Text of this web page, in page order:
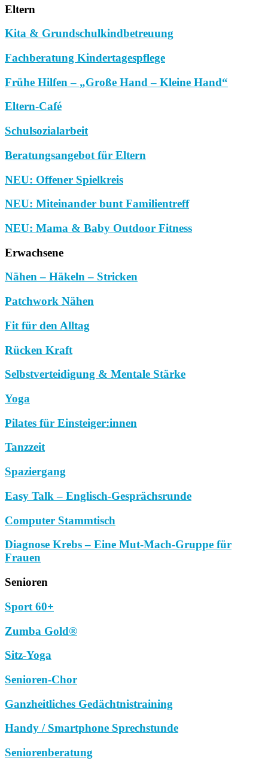
Eltern
Kita & Grundschulkindbetreuung
Fachberatung Kindertagespflege
Frühe Hilfen – „Große Hand – Kleine Hand“
Eltern-Café
Schulsozialarbeit
Beratungsangebot für Eltern
NEU: Offener Spielkreis
NEU: Miteinander bunt Familientreff
NEU: Mama & Baby Outdoor Fitness
Erwachsene
Nähen – Häkeln – Stricken
Patchwork Nähen
Fit für den Alltag
Rücken Kraft
Selbstverteidigung & Mentale Stärke
Yoga
Pilates für Einsteiger:innen
Tanzzeit
Spaziergang
Easy Talk – Englisch-Gesprächsrunde
Computer Stammtisch
Diagnose Krebs – Eine Mut-Mach-Gruppe für
Frauen
Senioren
Sport 60+
Zumba Gold®
Sitz-Yoga
Senioren-Chor
Ganzheitliches Gedächtnistraining
Handy / Smartphone Sprechstunde
Seniorenberatung